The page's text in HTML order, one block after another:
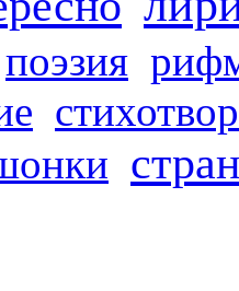
поэзия